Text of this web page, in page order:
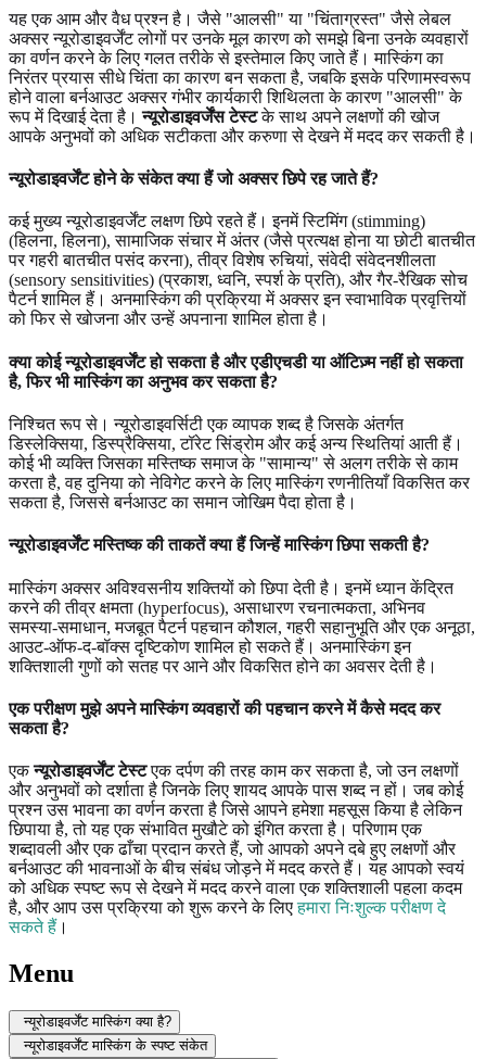
यह एक आम और वैध प्रश्न है। जैसे "आलसी" या "चिंताग्रस्त" जैसे लेबल
अक्सर न्यूरोडाइवर्जेंट लोगों पर उनके मूल कारण को समझे बिना उनके व्यवहारों
का वर्णन करने के लिए गलत तरीके से इस्तेमाल किए जाते हैं। मास्किंग का
निरंतर प्रयास सीधे चिंता का कारण बन सकता है, जबकि इसके परिणामस्वरूप
होने वाला बर्नआउट अक्सर गंभीर कार्यकारी शिथिलता के कारण "आलसी" के
रूप में दिखाई देता है।न्यूरोडाइवर्जेंस टेस्टके साथ अपने लक्षणों की खोज
आपके अनुभवों को अधिक सटीकता और करुणा से देखने में मदद कर सकती है।
न्यूरोडाइवर्जेंट होने के संकेत क्या हैं जो अक्सर छिपे रह जाते हैं?
कई मुख्य न्यूरोडाइवर्जेंट लक्षण छिपे रहते हैं। इनमें स्टिमिंग (stimming)
(हिलना, हिलना), सामाजिक संचार में अंतर (जैसे प्रत्यक्ष होना या छोटी बातचीत
पर गहरी बातचीत पसंद करना), तीव्र विशेष रुचियां, संवेदी संवेदनशीलता
(sensory sensitivities) (प्रकाश, ध्वनि, स्पर्श के प्रति), और गैर-रैखिक सोच
पैटर्न शामिल हैं। अनमास्किंग की प्रक्रिया में अक्सर इन स्वाभाविक प्रवृत्तियों
को फिर से खोजना और उन्हें अपनाना शामिल होता है।
क्या कोई न्यूरोडाइवर्जेंट हो सकता है और एडीएचडी या ऑटिज़्म नहीं हो सकता
है, फिर भी मास्किंग का अनुभव कर सकता है?
निश्चित रूप से। न्यूरोडाइवर्सिटी एक व्यापक शब्द है जिसके अंतर्गत
डिस्लेक्सिया, डिस्प्रैक्सिया, टॉरेट सिंड्रोम और कई अन्य स्थितियां आती हैं।
कोई भी व्यक्ति जिसका मस्तिष्क समाज के "सामान्य" से अलग तरीके से काम
करता है, वह दुनिया को नेविगेट करने के लिए मास्किंग रणनीतियाँ विकसित कर
सकता है, जिससे बर्नआउट का समान जोखिम पैदा होता है।
न्यूरोडाइवर्जेंट मस्तिष्क की ताकतें क्या हैं जिन्हें मास्किंग छिपा सकती है?
मास्किंग अक्सर अविश्वसनीय शक्तियों को छिपा देती है। इनमें ध्यान केंद्रित
करने की तीव्र क्षमता (hyperfocus), असाधारण रचनात्मकता, अभिनव
समस्या-समाधान, मजबूत पैटर्न पहचान कौशल, गहरी सहानुभूति और एक अनूठा,
आउट-ऑफ-द-बॉक्स दृष्टिकोण शामिल हो सकते हैं। अनमास्किंग इन
शक्तिशाली गुणों को सतह पर आने और विकसित होने का अवसर देती है।
एक परीक्षण मुझे अपने मास्किंग व्यवहारों की पहचान करने में कैसे मदद कर
सकता है?
एकन्यूरोडाइवर्जेंट टेस्टएक दर्पण की तरह काम कर सकता है, जो उन लक्षणों
और अनुभवों को दर्शाता है जिनके लिए शायद आपके पास शब्द न हों। जब कोई
प्रश्न उस भावना का वर्णन करता है जिसे आपने हमेशा महसूस किया है लेकिन
छिपाया है, तो यह एक संभावित मुखौटे को इंगित करता है। परिणाम एक
शब्दावली और एक ढाँचा प्रदान करते हैं, जो आपको अपने दबे हुए लक्षणों और
बर्नआउट की भावनाओं के बीच संबंध जोड़ने में मदद करते हैं। यह आपको स्वयं
को अधिक स्पष्ट रूप से देखने में मदद करने वाला एक शक्तिशाली पहला कदम
है, और आप उस प्रक्रिया को शुरू करने के लिएहमारा निःशुल्क परीक्षण दे
सकते हैं ।
Menu
न्यूरोडाइवर्जेंट मास्किंग क्या है?
न्यूरोडाइवर्जेंट मास्किंग के स्पष्ट संकेत